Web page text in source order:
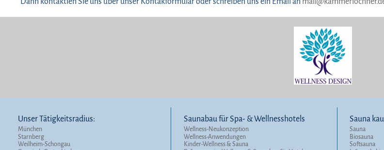
Unser Tätigkeitsradius:
München
Starnberg
Weilheim-Schongau
Saunabau für Spa- & Wellnesshotels
Wellness-Neukonzeption
Wellness-Anwendungen
Kinder-Wellness & Sauna
Sauna
Sauna
Biosauna
Softsauna